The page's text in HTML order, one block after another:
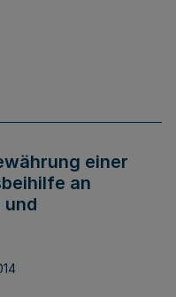
einer
an